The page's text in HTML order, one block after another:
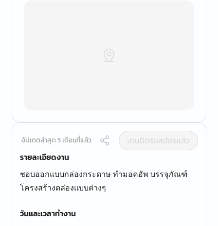
อัปเดตล่าสุด 5 เดือนที่แล้ว
งานปิดรับสมัครแล้ว
รายละเอียดงาน
ชอบออกแบบกล่องกระดาษ ทำมอคอัพ บรรจุภัณฑ์
โครงสร้างดล่องแบบต่างๆ
วันและเวลาทำงาน